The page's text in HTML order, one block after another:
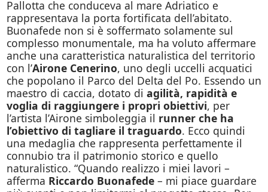
Pallotta che conduceva al mare Adriatico e
rappresentava la porta fortificata dell’abitato.
Buonafede non si è soffermato solamente sul
complesso monumentale, ma ha voluto affermare
anche una caratteristica naturalistica del territorio
con l’Airone Cenerino, uno degli uccelli acquatici
che popolano il Parco del Delta del Po. Essendo un
maestro di caccia, dotato di agilità, rapidità e
voglia di raggiungere i propri obiettivi, per
l’artista l’Airone simboleggia il runner che ha
l’obiettivo di tagliare il traguardo. Ecco quindi
una medaglia che rappresenta perfettamente il
connubio tra il patrimonio storico e quello
naturalistico. “Quando realizzo i miei lavori –
afferma Riccardo Buonafede– mi piace guardare